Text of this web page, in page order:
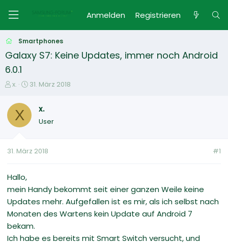
Anmelden Registrieren
Smartphones
Galaxy S7: Keine Updates, immer noch Android
6.0.1
E
s
e
e
x.
E
t
e
t
31. März 2018
X x.
User
31. März 2018 #1
Hallo,
mein Handy bekommt seit einer ganzen Weile keine
Updates mehr. Aufgefallen ist es mir, als ich selbst nach
Monaten des Wartens kein Update auf Android 7
bekam.
Ich habe es bereits mit Smart Switch versucht, und